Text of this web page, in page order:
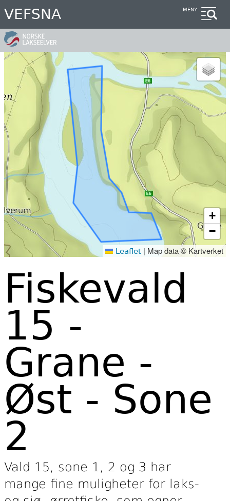
Hopp
til
hovedinnhold
VEFSNA MENY
+
−
Leaflet | Map data © Kartverket
Fiskevald
15 -
Grane -
Øst - Sone
2
Vald 15, sone 1, 2 og 3 har
mange fine muligheter for laks-